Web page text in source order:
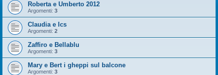
Roberta e Umberto 2012
Argomenti: 3
Claudia e Ics
Argomenti: 2
Zaffiro e Bellablu
Argomenti: 3
Mary e Bert i gheppi sul balcone
Argomenti: 3